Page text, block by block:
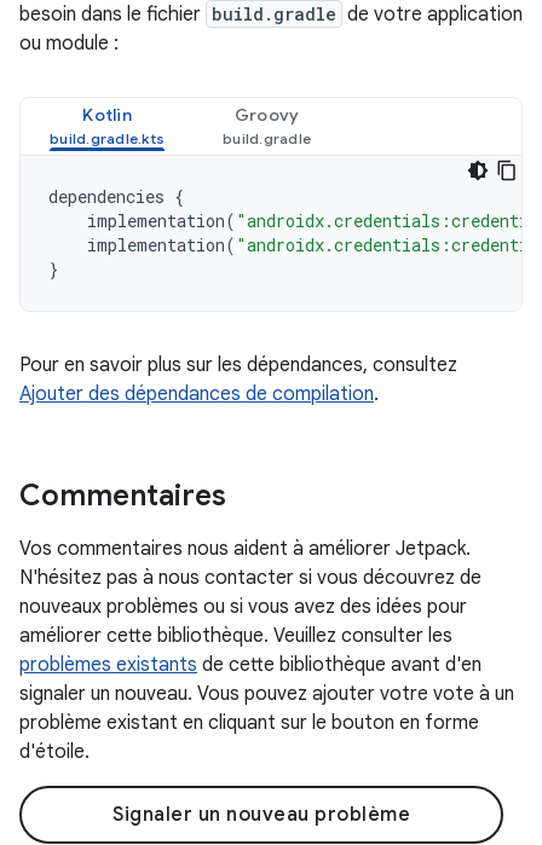
besoin dans le fichier build.gradle de votre application
ou module :
Kotlin Groovy
dependencies {
implementation(
implementation(
}
Pour en savoir plus sur les dépendances, consultez
Ajouter des dépendances de compilation.
Commentaires
Vos commentaires nous aident à améliorer Jetpack.
N'hésitez pas à nous contacter si vous découvrez de
nouveaux problèmes ou si vous avez des idées pour
améliorer cette bibliothèque. Veuillez consulter les
problèmes existants de cette bibliothèque avant d'en
signaler un nouveau. Vous pouvez ajouter votre vote à un
problème existant en cliquant sur le bouton en forme
d'étoile.
Signaler un nouveau problème